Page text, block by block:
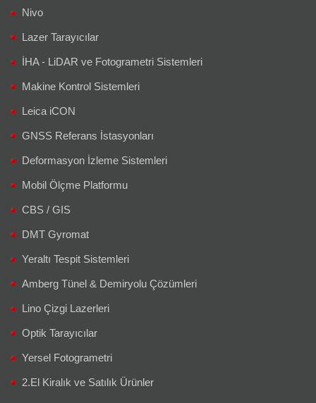
Nivo
Lazer Tarayıcılar
İHA - LiDAR ve Fotogrametri Sistemleri
Makine Kontrol Sistemleri
Leica iCON
GNSS Referans İstasyonları
Deformasyon İzleme Sistemleri
Mobil Ölçme Platformu
CBS / GIS
DMT Gyromat
Yeraltı Tespit Sistemleri
Amberg Tünel & Demiryolu Çözümleri
Lino Çizgi Lazerleri
Optik Tarayıcılar
Yersel Fotogrametri
2.El Kiralık ve Satılık Ürünler